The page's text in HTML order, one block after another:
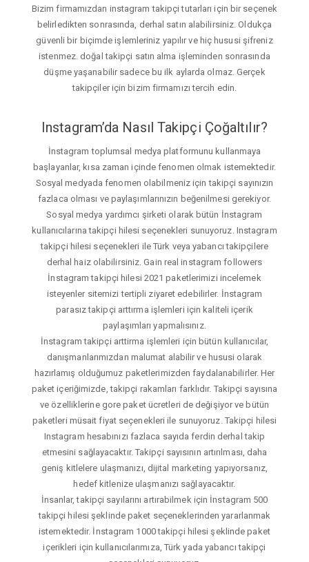
Bizim firmamızdan instagram takipçi tutarları için bir seçenek
belirledikten sonrasında, derhal satın alabilirsiniz. Oldukça
güvenli bir biçimde işlemleriniz yapılır ve hiç hususi şifreniz
istenmez. doğal takipçi satın alma işleminden sonrasında
düşme yaşanabilir sadece bu ilk aylarda olmaz. Gerçek
takipçiler için bizim firmamızı tercih edin.
Instagram’da Nasıl Takipçi Çoğaltılır?
İnstagram toplumsal medya platformunu kullanmaya
başlayanlar, kısa zaman içinde fenomen olmak istemektedir.
Sosyal medyada fenomen olabilmeniz için takipçi sayınızın
fazlaca olması ve paylaşımlarınızın beğenilmesi gerekiyor.
Sosyal medya yardımcı şirketi olarak bütün İnstagram
kullanıcılarına takipçi hilesi seçenekleri sunuyoruz. Instagram
takipçi hilesi seçenekleri ile Türk veya yabancı takipçilere
derhal haiz olabilirsiniz. Gain real instagram followers
İnstagram takipçi hilesi 2021 paketlerimizi incelemek
isteyenler sitemizi tertipli ziyaret edebilirler. İnstagram
parasız takipçi arttırma işlemleri için kaliteli içerik
paylaşımları yapmalısınız.
İnstagram takipçi arttirma işlemleri için bütün kullanıcılar,
danışmanlarımızdan malumat alabilir ve hususi olarak
hazırlamış olduğumuz paketlerimizden faydalanabilirler. Her
paket içeriğimizde, takipçi rakamları farklıdır. Takipçi sayısına
ve özelliklerine gore paket ücretleri de değişiyor ve bütün
paketleri müsait fiyat seçenekleri ile sunuyoruz. Takipçi hilesi
Instagram hesabınızı fazlaca sayıda ferdin derhal takip
etmesini sağlayacaktır. Takipçi sayısının artırılması, daha
geniş kitlelere ulaşmanızı, dijital marketing yapıyorsanız,
hedef kitlenize ulaşmanızı sağlayacaktır.
İnsanlar, takipçi sayılarını artırabilmek için İnstagram 500
takipçi hilesi şeklinde paket seçeneklerinden yararlanmak
istemektedir. İnstagram 1000 takipçi hilesi şeklinde paket
içerikleri için kullanıcılarımıza, Türk yada yabancı takipçi